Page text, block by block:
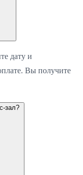
дату и
Вы получите
зал?